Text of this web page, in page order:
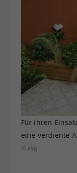
Für ihren
eine verdiente
© zVg